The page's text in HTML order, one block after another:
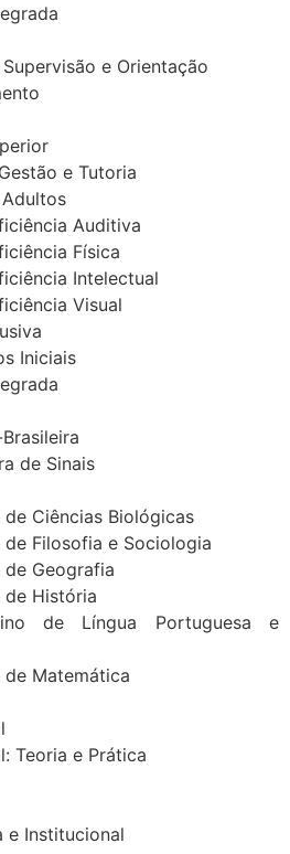
e Orientação
e Tutoria
Auditiva
Física
Intelectual
Visual
Iniciais
de Sinais
Ciências Biológicas
Filosofia e Sociologia
Geografia
de História
de Língua Portuguesa e
Matemática
Teoria e Prática
e Institucional